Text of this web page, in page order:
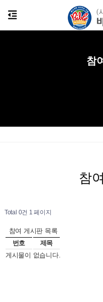
참
참
Total 0건 1 페이지
참여 게시판 목록
번호
제목
게시물이 없습니다.